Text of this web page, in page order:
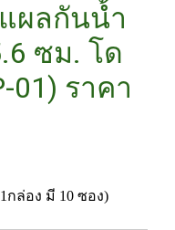
ผลกันน้ำ
ซม. โด
01) ราคา
กล่อง มี 10 ซอง)